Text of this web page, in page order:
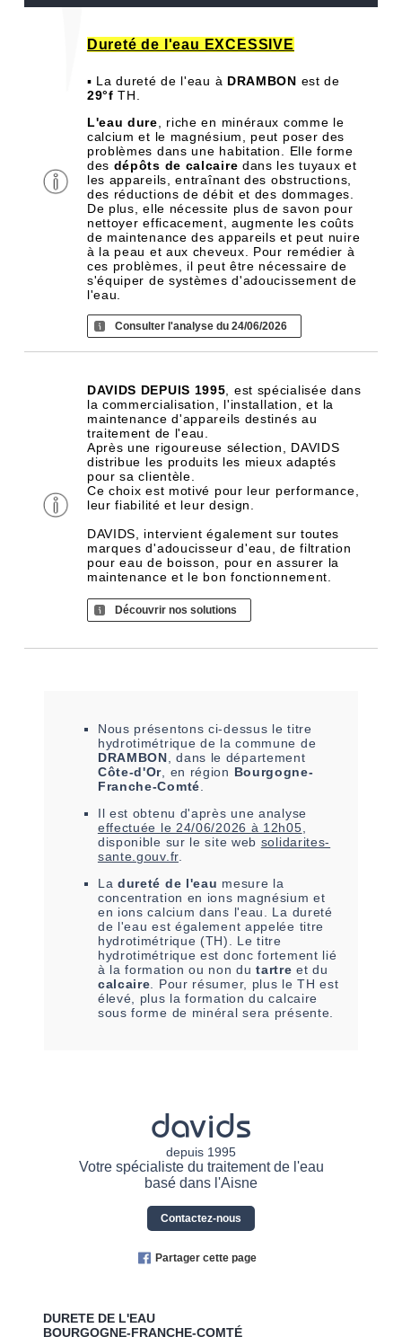
Dureté de l'eau EXCESSIVE
▪ La dureté de l'eau à DRAMBON est de
29°f TH.
L'eau dure , riche en minéraux comme le
calcium et le magnésium, peut poser des
problèmes dans une habitation. Elle forme
des dépôts de calcaire dans les tuyaux et
les appareils, entraînant des obstructions,
des réductions de débit et des dommages.
De plus, elle nécessite plus de savon pour
nettoyer efficacement, augmente les coûts
de maintenance des appareils et peut nuire
à la peau et aux cheveux. Pour remédier à
ces problèmes, il peut être nécessaire de
s'équiper de systèmes d'adoucissement de
l'eau.
Consulter l'analyse du 24/06/2026
DAVIDS DEPUIS 1995 , est spécialisée dans
la commercialisation, l'installation, et la
maintenance d'appareils destinés au
traitement de l'eau.
Après une rigoureuse sélection, DAVIDS
distribue les produits les mieux adaptés
pour sa clientèle.
Ce choix est motivé pour leur performance,
leur fiabilité et leur design.
DAVIDS, intervient également sur toutes
marques d'adoucisseur d'eau, de filtration
pour eau de boisson, pour en assurer la
maintenance et le bon fonctionnement.
Découvrir nos solutions
Nous présentons ci-dessus le titre
hydrotimétrique de la commune de
DRAMBON , dans le département
Côte-d'Or , en région Bourgogne-
Franche-Comté
Il est obtenu d'après une analyse
effectuée le 24/06/2026 à 12h05
disponible sur le site web solidarites-
sante.gouv.fr.
La dureté de l'eau mesure la
concentration en ions magnésium et
en ions calcium dans l'eau. La dureté
de l'eau est également appelée titre
hydrotimétrique (TH). Le titre
hydrotimétrique est donc fortement lié
à la formation ou non dutartre et du
calcaire . Pour résumer, plus le TH est
élevé, plus la formation du calcaire
sous forme de minéral sera présente.
davids
depuis 1995
Votre spécialiste du traitement de l'eau
basé dans l'Aisne
Contactez-nous
Partager cette page
DURETE DE L'EAU
BOURGOGNE-FRANCHE-COMTÉ